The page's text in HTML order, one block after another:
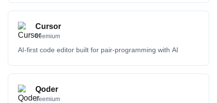
Cursor
freemium
AI-first code editor built for pair-programming with AI
Qoder
freemium